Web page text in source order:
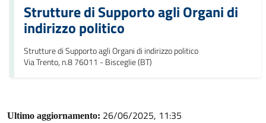
Strutture di Supporto agli Organi di
indirizzo politico
Strutture di Supporto agli Organi di indirizzo politico
Via Trento, n.8 76011 - Bisceglie (BT)
Ultimo aggiornamento: 26/06/2025, 11:35